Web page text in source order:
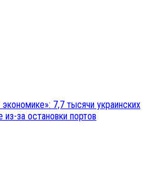
7,7 тысячи украинских
из-за остановки портов